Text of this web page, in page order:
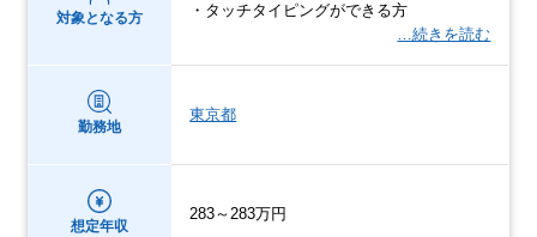
対象となる方
・タッチタイピングができる方
…続きを読む
勤務地
東京都
想定年収
283～283万円